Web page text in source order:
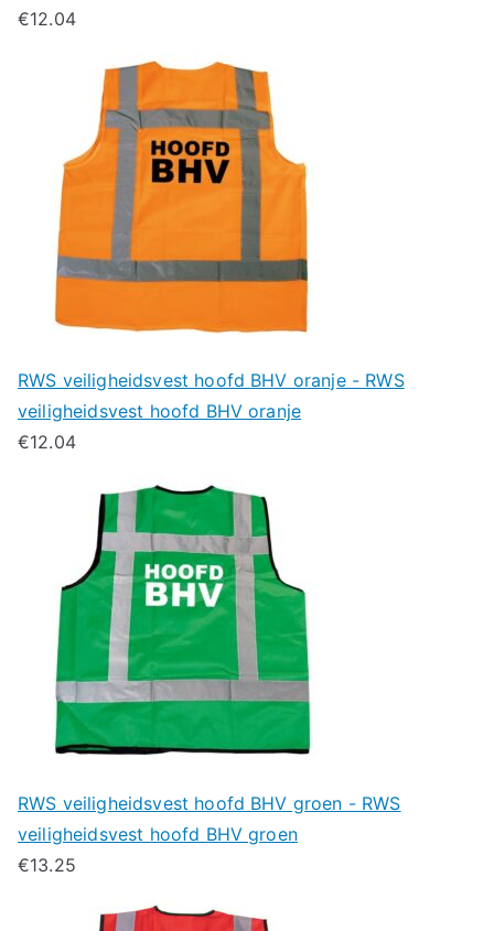
€12.04
RWS veiligheidsvest hoofd BHV oranje - RWS
veiligheidsvest hoofd BHV oranje
€12.04
RWS veiligheidsvest hoofd BHV groen - RWS
veiligheidsvest hoofd BHV groen
€13.25